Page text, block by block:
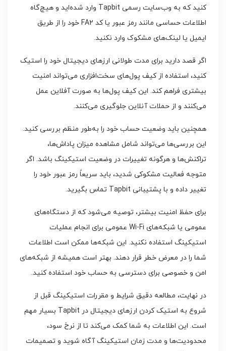
کنید که به وب‌سایت رسمی Tapbit وارد شده‌اید و هیچ‌گاه
اطلاعات حساسی مانند رمز عبور یا کد FA2 خود را از طریق
ایمیل یا لینک‌های مشکوک وارد نکنید.
اگر قصد دارید برای مدت طولانی ارزهای دیجیتال خود را استیک
کنید، استفاده از کیف پول‌های سخت‌افزاری می‌تواند امنیت
بیشتری فراهم کند. این کیف پول‌ها به صورت آفلاین عمل
می‌کنند و از حملات آنلاین جلوگیری می‌کنند.
همچنین باید وضعیت حساب خود را به‌طور منظم بررسی کنید.
این بررسی‌ها می‌تواند شامل مشاهده میزان پاداش‌ها،
تراکنش‌ها و هرگونه تغییرات در وضعیت استیکینگ باشد. اگر
متوجه فعالیت مشکوکی شدید، باید سریعاً رمز عبور خود را
تغییر داده و با پشتیبانی Tapbit تماس بگیرید.
برای حفظ امنیت بیشتر، توصیه می‌شود که از دستگاه‌های
عمومی یا شبکه‌های Wi-Fi عمومی برای انجام عملیات
استیکینگ استفاده نکنید. این شبکه‌ها ممکن است اطلاعات
شما را در معرض خطر قرار دهند. بهتر است همیشه از شبکه‌های
امن و خصوصی برای دسترسی به حساب خود استفاده کنید.
در نهایت، مطالعه دقیق شرایط و مقررات استیکینگ قبل از
شروع به استیک کردن ارزهای دیجیتال در Tapbit بسیار مهم
است. این اطلاعات به شما کمک می‌کند تا از نرخ سود،
محدودیت‌ها و مدت زمان استیکینگ آگاه شوید و تصمیمات